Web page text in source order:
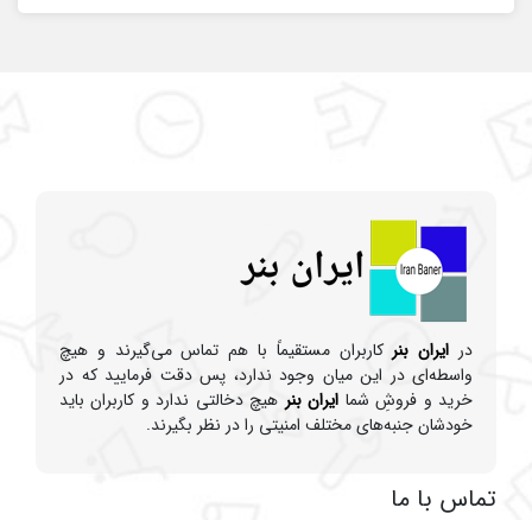
در ایران بنر کاربران مستقیماً با هم تماس می‌گیرند و هیچ
واسطه‌ای در این میان وجود ندارد، پس دقت فرمایید که در
خرید و فروشِ شما ایران بنر هیچ دخالتی ندارد و کاربران باید
خودشان جنبه‌های مختلف امنیتی را در نظر بگیرند.
تماس با ما